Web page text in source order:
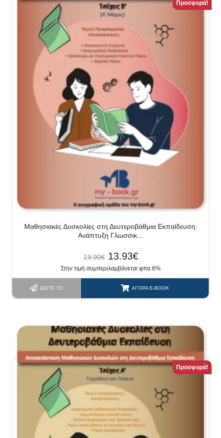
Προσφορά!
Μαθησιακές Δυσκολίες στη Δευτεροβάθμια Εκπαίδευση:
Ανάπτυξη Γλωσσικ...
19.90€ 13.93€
Στην τιμή συμπεριλαμβάνεται φπα 6%
ΔΕΊΤΕ ΤΟ ΑΓΟΡΆ E-BOOK
Προσφορά!